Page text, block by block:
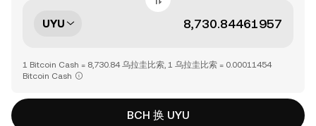
UYU
1 Bitcoin Cash = 8,730.84 乌拉圭比索, 1 乌拉圭比索 = 0.00011454
Bitcoin Cash
BCH 换 UYU